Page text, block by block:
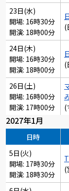
23日(水)
開場: 16時30分
開演: 18時00分
(
24日(木)
開場: 16時30分
開演: 18時00分
(
26日(土)
開場: 16時00分
開演: 17時00分
(
2027年1月
日時
5日(火)
開場: 17時30分
開演: 18時30分
(